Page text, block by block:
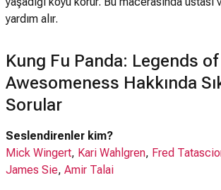
yardım alır.
Kung Fu Panda: Legends of
Awesomeness Hakkında
Sorular
Seslendirenler kim?
Mick Wingert, Kari Wahlgren, Fred
James Sie, Amir Talai